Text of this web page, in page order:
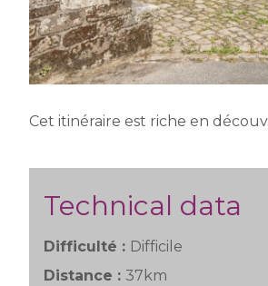
Cet itinéraire est riche en
Technical data
Difficulté : Difficile
Distance : 37km